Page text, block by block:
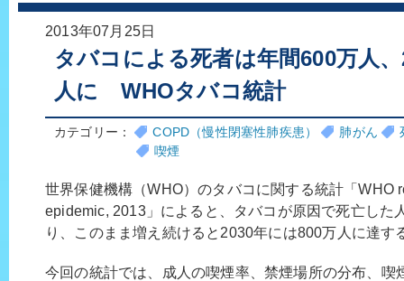
2013年07月25日
タバコによる死者は年間600万人
人に WHOタバコ統計
カテゴリー： COPD（慢性閉塞性肺疾患） 肺がん
喫煙
世界保健機構（WHO）のタバコに関する統計「WHO
epidemic, 2013」によると、タバコが原因で死亡した
り、このまま増え続けると2030年には800万人に達す
今回の統計では、成人の喫煙率、禁煙場所の分布、喫